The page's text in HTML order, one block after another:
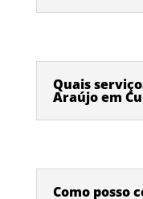
Quais
Araújo em
Como posso